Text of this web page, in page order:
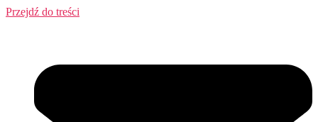
Przejdź do treści